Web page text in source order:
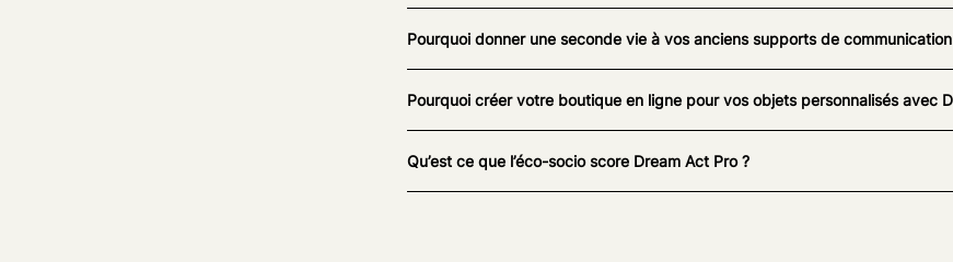
Pourquoi donner une seconde vie à vos anciens supports de
Pourquoi créer votre boutique en ligne pour vos objets personnalisés avec
Qu’est ce que l’éco-socio score Dream Act Pro ?